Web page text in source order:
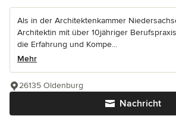
Als in der Architektenkammer
Architektin mit über 10jähriger
die Erfahrung und Kompe...
Mehr
Nachricht
26135 Oldenburg